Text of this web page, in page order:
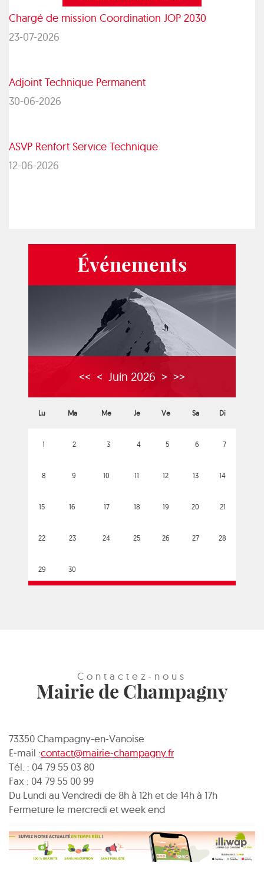
Chargé de mission Coordination JOP 2030
23-07-2026
Adjoint Technique Permanent
30-06-2026
ASVP Renfort Service Technique
12-06-2026
Événements
<< < Juin 2026 > >>
Lu Ma Me Je Ve Sa Di
1 2 3 4 5 6 7
8 9 10 11 12 13 14
15 16 17 18 19 20 21
22 23 24 25 26 27 28
29 30
Contactez-nous
Mairie de Champagny
73350 Champagny-en-Vanoise
E-mail :contact@mairie-champagny.fr
Tél. : 04 79 55 03 80
Fax : 04 79 55 00 99
Du Lundi au Vendredi de 8h à 12h et de 14h à 17h
Fermeture le mercredi et week end